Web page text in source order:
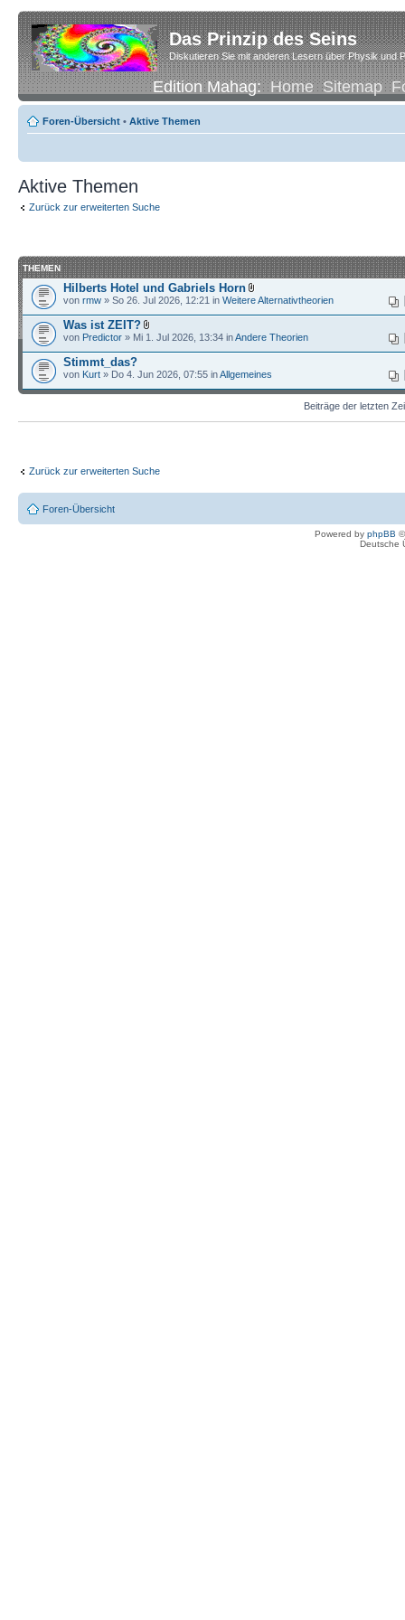
Das Prinzip des Seins
Diskutieren Sie mit anderen Lesern über Physik und
Edition Mahag:Home Sitemap
Foren-Übersicht • Aktive Themen
Aktive Themen
Zurück zur erweiterten Suche
THEMEN
Hilberts Hotel und Gabriels Horn
von rmw » So 26. Jul 2026, 12:21 in Weitere Alternativtheorien
Was ist ZEIT?
von Predictor » Mi 1. Jul 2026, 13:34 inAndere Theorien
Stimmt_das?
von Kurt » Do 4. Jun 2026, 07:55 inAllgemeines
Beiträge der letzten
Zurück zur erweiterten Suche
Foren-Übersicht
Powered by phpBB
Deutsche